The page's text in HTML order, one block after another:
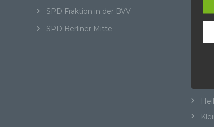
SPD Fraktion in der BVV
SPD Berliner Mitte